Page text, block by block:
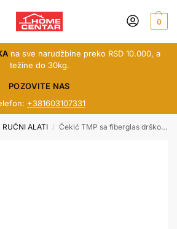
0
na sve narudžbine preko RSD 10.000, a
težine do 30kg.
POZOVITE NAS
+381603107331
RUČNI ALATI / Čekić TMP sa fiberglas drškom 600gr 240130